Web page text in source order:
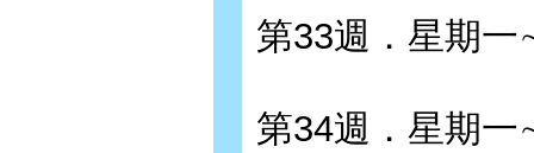
第33週．星期
第34週．星期